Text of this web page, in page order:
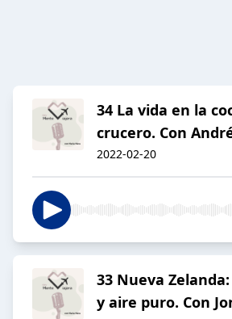
34 La vida en la
crucero. Con
2022-02-20
33 Nueva
y aire puro. Con